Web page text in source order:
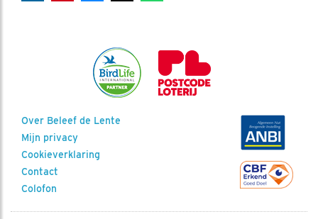
Over Beleef de Lente
Mijn privacy
Cookieverklaring
Contact
Colofon